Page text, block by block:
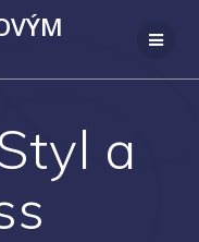
a